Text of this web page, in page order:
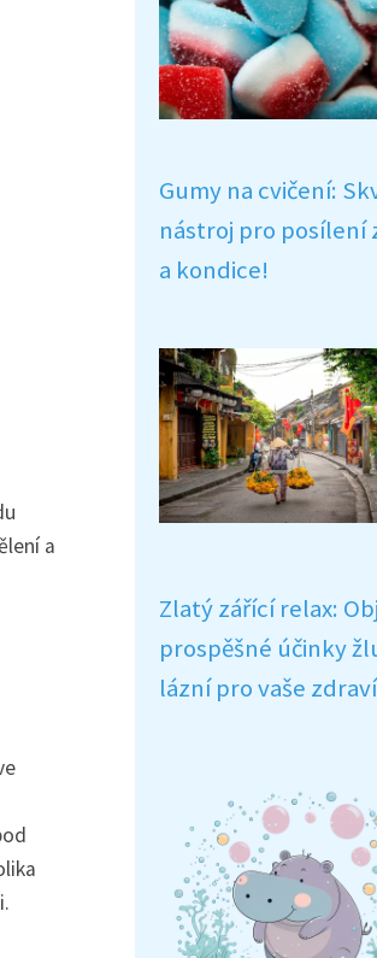
a
Gumy na cvičení:
nástroj pro posílení
a kondice!
Zlatý zářící relax:
prospěšné účinky
lázní pro vaše zdraví